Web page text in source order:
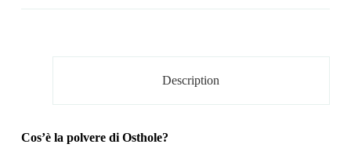
Description
Cos’è la polvere di Osthole?